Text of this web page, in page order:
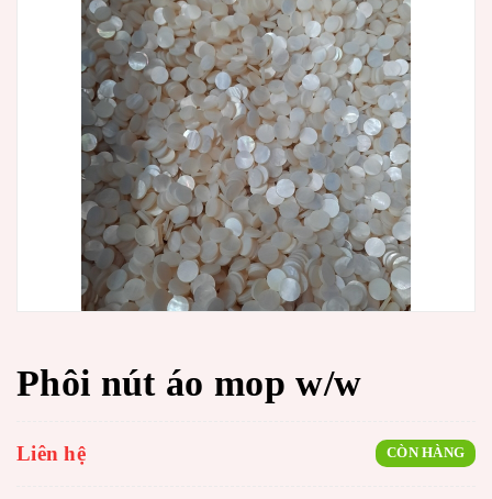
Phôi nút áo mop w/w
Liên hệ CÒN HÀNG